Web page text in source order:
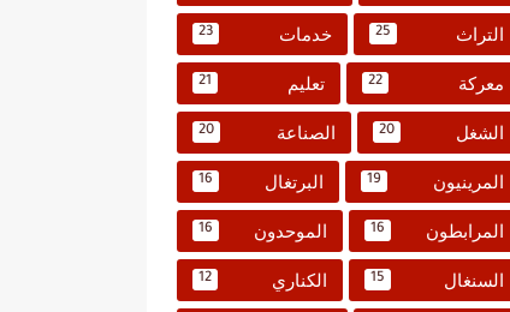
التراث 25 خدمات 23
معركة 22 تعليم 21
الشغل 20 الصناعة 20
المرينيون 19 البرتغال 16
المرابطون 16 الموحدون 16
السنغال 15 الكناري 12